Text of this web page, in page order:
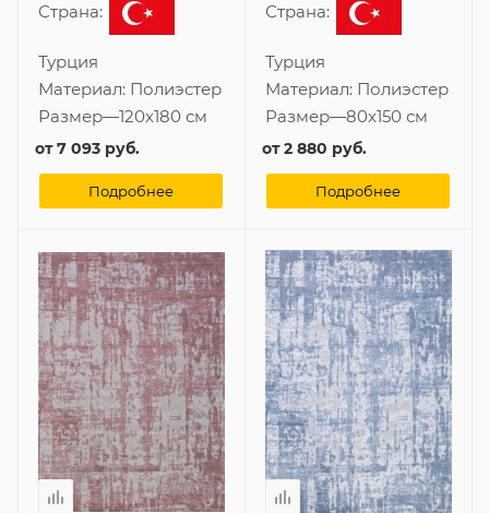
Страна:
Турция
Материал: Полиэстер
Размер—120x180 см
от7 093 руб.
Подробнее
Страна:
Турция
Материал: Полиэстер
Размер—80x150 см
от2 880 руб.
Подробнее